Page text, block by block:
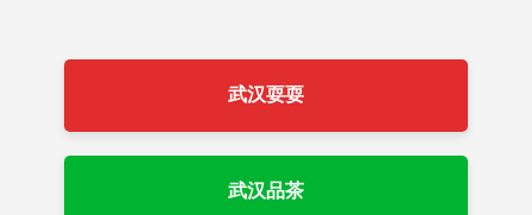
武汉耍耍
武汉品茶